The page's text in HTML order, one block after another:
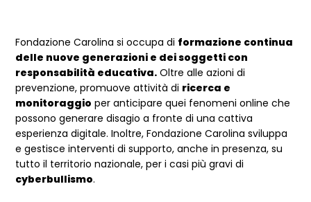
Fondazione Carolina si occupa di formazione continua
delle nuove generazioni e dei soggetti con
responsabilità educativa. Oltre alle azioni di
prevenzione, promuove attività di ricerca e
monitoraggio per anticipare quei fenomeni online che
possono generare disagio a fronte di una cattiva
esperienza digitale. Inoltre, Fondazione Carolina sviluppa
e gestisce interventi di supporto, anche in presenza, su
tutto il territorio nazionale, per i casi più gravi di
cyberbullismo.